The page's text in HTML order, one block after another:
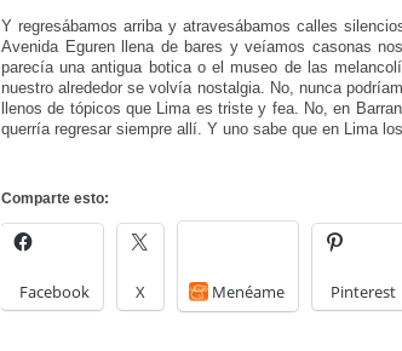
Y regresábamos arriba y atravesábamos calles
Avenida Eguren llena de bares y veíamos casonas
parecía una antigua botica o el museo de las
nuestro alrededor se volvía nostalgia. No, nunca
llenos de tópicos que Lima es triste y fea. No, en
querría regresar siempre allí. Y uno sabe que en Lima
Comparte esto:
Facebook X Menéame Pinterest